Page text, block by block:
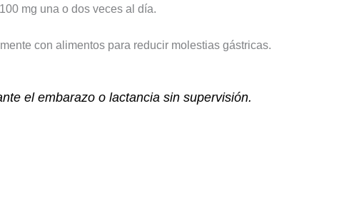
mg una o dos veces al día.
con alimentos para reducir molestias gástricas.
el embarazo o lactancia sin supervisión.